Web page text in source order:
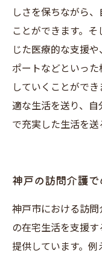
しさを保ちながら
ことができます。
じた医療的な支援
ポートなどといっ
していくことがで
適な生活を送り、
で充実した生活を送
神戸の訪問介護
神戸市における訪
の在宅生活を支援
提供しています。